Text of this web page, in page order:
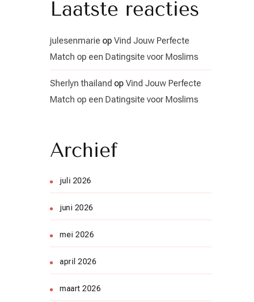
Laatste reacties
julesenmarie op Vind Jouw Perfecte
Match op een Datingsite voor Moslims
Sherlyn thailand op Vind Jouw Perfecte
Match op een Datingsite voor Moslims
Archief
juli 2026
juni 2026
mei 2026
april 2026
maart 2026